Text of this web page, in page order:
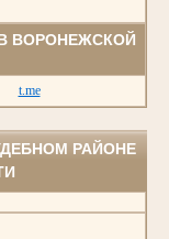
ВОРОНЕЖСКОЙ
t.me
РАЙОНЕ